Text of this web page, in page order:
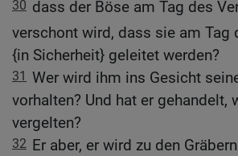
30 dass der Böse am Tag des
verschont wird, dass sie am Tag
{in Sicherheit} geleitet werden?
31 Wer wird ihm ins Gesicht
vorhalten? Und hat er gehandelt,
vergelten?
32 Er aber, er wird zu den